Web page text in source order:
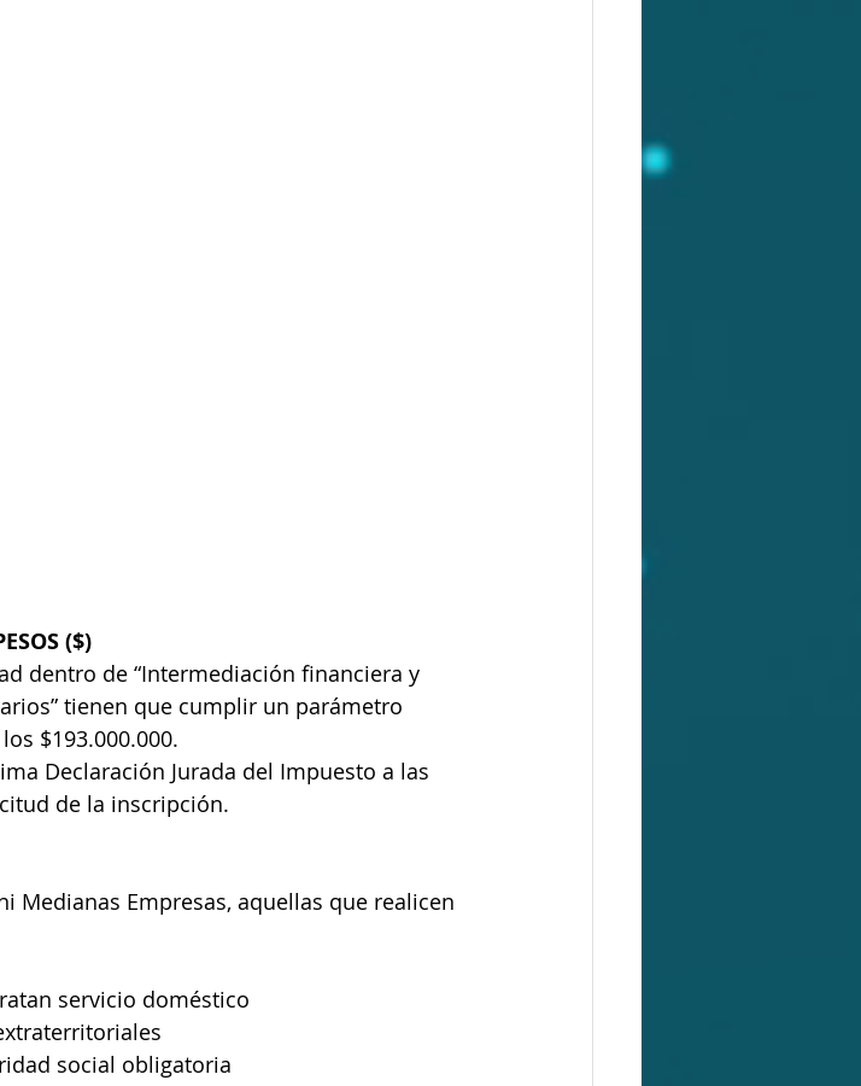
($)
dentro de “Intermediación financiera y
tienen que cumplir un parámetro
$193.000.000.
Declaración Jurada del Impuesto a las
de la inscripción.
Medianas Empresas, aquellas que realicen
servicio doméstico
social obligatoria